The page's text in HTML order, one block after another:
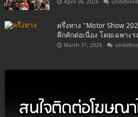
April 06, 2026 undefined
ครึ่งทาง "Motor Show
คึกคักต่อเนื่อง โดยเฉพาะ
March 31, 2026